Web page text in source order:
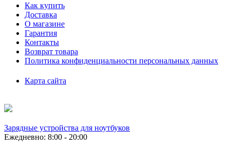
Как купить
Доставка
О магазине
Гарантия
Контакты
Возврат товара
Политика конфиденциальности персональных данных
Карта сайта
Зарядные устройства для ноутбуков
Ежедневно: 8:00 - 20:00